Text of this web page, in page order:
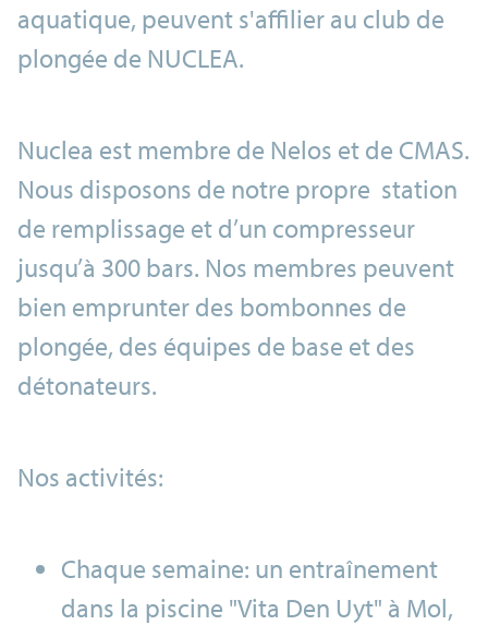
aquatique, peuvent s'affilier au club de
plongée de NUCLEA.
Nuclea est membre de Nelos et de CMAS.
Nous disposons de notre propre station
de remplissage et d’un compresseur
jusqu’à 300 bars. Nos membres peuvent
bien emprunter des bombonnes de
plongée, des équipes de base et des
détonateurs.
Nos activités:
Chaque semaine: un entraînement
dans la piscine "Vita Den Uyt" à Mol,